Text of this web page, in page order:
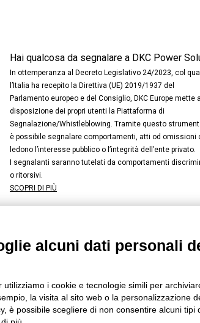
Hai qualcosa da segnalare a DKC Power
In ottemperanza al Decreto Legislativo 24/2023, col
l’Italia ha recepito la Direttiva (UE) 2019/1937 del
Parlamento europeo e del Consiglio, DKC Europe mette a
disposizione dei propri utenti la Piattaforma di
Segnalazione/Whistleblowing. Tramite questo
è possibile segnalare comportamenti, atti od omissioni
ledono l’interesse pubblico o l’integrità dell’ente privato.
I segnalanti saranno tutelati da comportamenti
o ritorsivi.
SCOPRI DI PIÙ
INSTAGRAM
alcuni dati personali
i cookie e tecnologie simili per
la visita al sito web o la personalizzazione
è possibile scegliere di non consentire alcuni tipi